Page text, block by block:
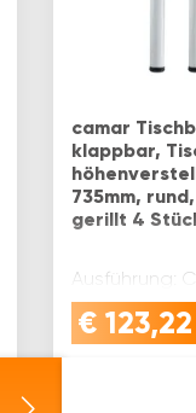
camar
klappbar,
735mm,
gerillt 4
Ausführung:
Stück
€ 123,22